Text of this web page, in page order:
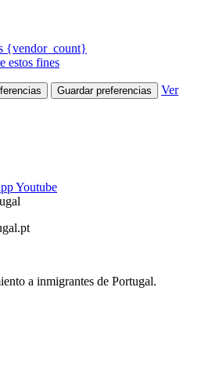
{vendor_count}
estos fines
Guardar preferencias
Ver
Youtube
a inmigrantes de Portugal.